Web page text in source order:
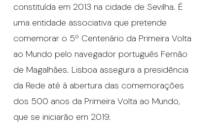
constituída em 2013 na cidade de Sevilha. É
uma entidade associativa que pretende
comemorar o 5º Centenário da Primeira Volta
ao Mundo pelo navegador português Fernão
de Magalhães. Lisboa assegura a presidência
da Rede até à abertura das comemorações
dos 500 anos da Primeira Volta ao Mundo,
que se iniciarão em 2019.